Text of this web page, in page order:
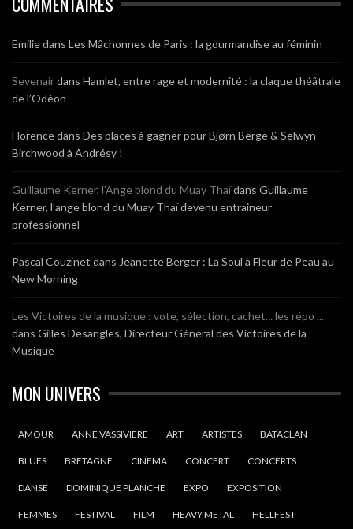
Emiliedans Les Mâchonnes de Paris : la gourmandise au féminin
Sevenairdans Hamlet, entre rage et modernité : la claque théâtrale
de l’Odéon
Florencedans Des places à gagner pour Bjørn Berge & Selwyn
Birchwood à Andrésy !
Guillaume Kerner, l’Ange blond du Muay Thaïdans Guillaume
Kerner, l’ange blond du Muay Thaï devenu entraineur
professionnel
Pascal Couzinet dans Jeanette Berger : La Soul à Fleur de Peau au
New Morning
Les Victoires de la musique : vote, sélection, cachet... les répo ...
dans Gilles Desangles, Directeur Général des Victoires de la
Musique
MON UNIVERS
AMOUR ANNE VASSIVIERE ART ARTISTES BATACLAN
BLUES BRETAGNE CINEMA CONCERT CONCERTS
DANSE DOMINIQUE PLANCHE EXPO EXPOSITION
FEMMES FESTIVAL FILM HEAVY METAL HELLFEST